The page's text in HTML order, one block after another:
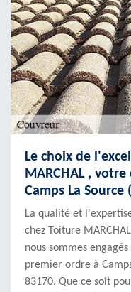
Le choix de
MARCHAL ,
Camps La Source
La qualité et
chez Toiture
nous sommes
premier ordre à
83170. Que ce soit